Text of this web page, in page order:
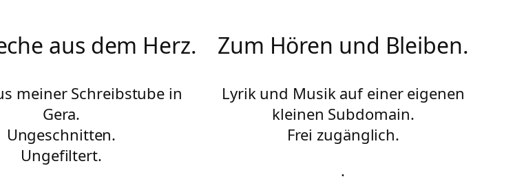
aus dem Herz.
meiner Schreibstube in
Gera.
Ungeschnitten.
Ungefiltert.
Zum Hören und Bleiben.
Lyrik und Musik auf einer eigenen
kleinen Subdomain.
Frei zugänglich.
.